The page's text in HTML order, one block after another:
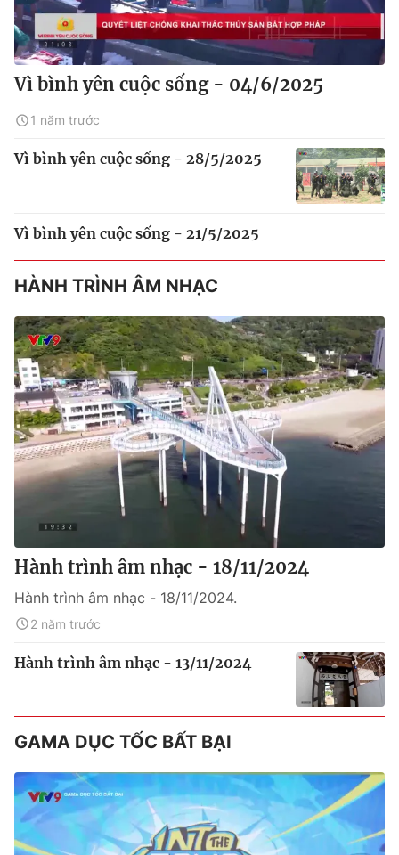
Vì bình yên cuộc sống - 04/6/2025
1 năm trước
Vì bình yên cuộc sống - 28/5/2025
Vì bình yên cuộc sống - 21/5/2025
HÀNH TRÌNH ÂM NHẠC
Hành trình âm nhạc - 18/11/2024
Hành trình âm nhạc - 18/11/2024.
2 năm trước
Hành trình âm nhạc - 13/11/2024
GAMA DỤC TỐC BẤT BẠI